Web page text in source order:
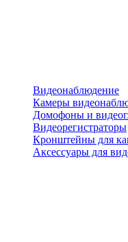
Видеонаблюдение
Камеры
Домофоны и
Видеорегистраторы
Кронштейны для
Аксессуары для